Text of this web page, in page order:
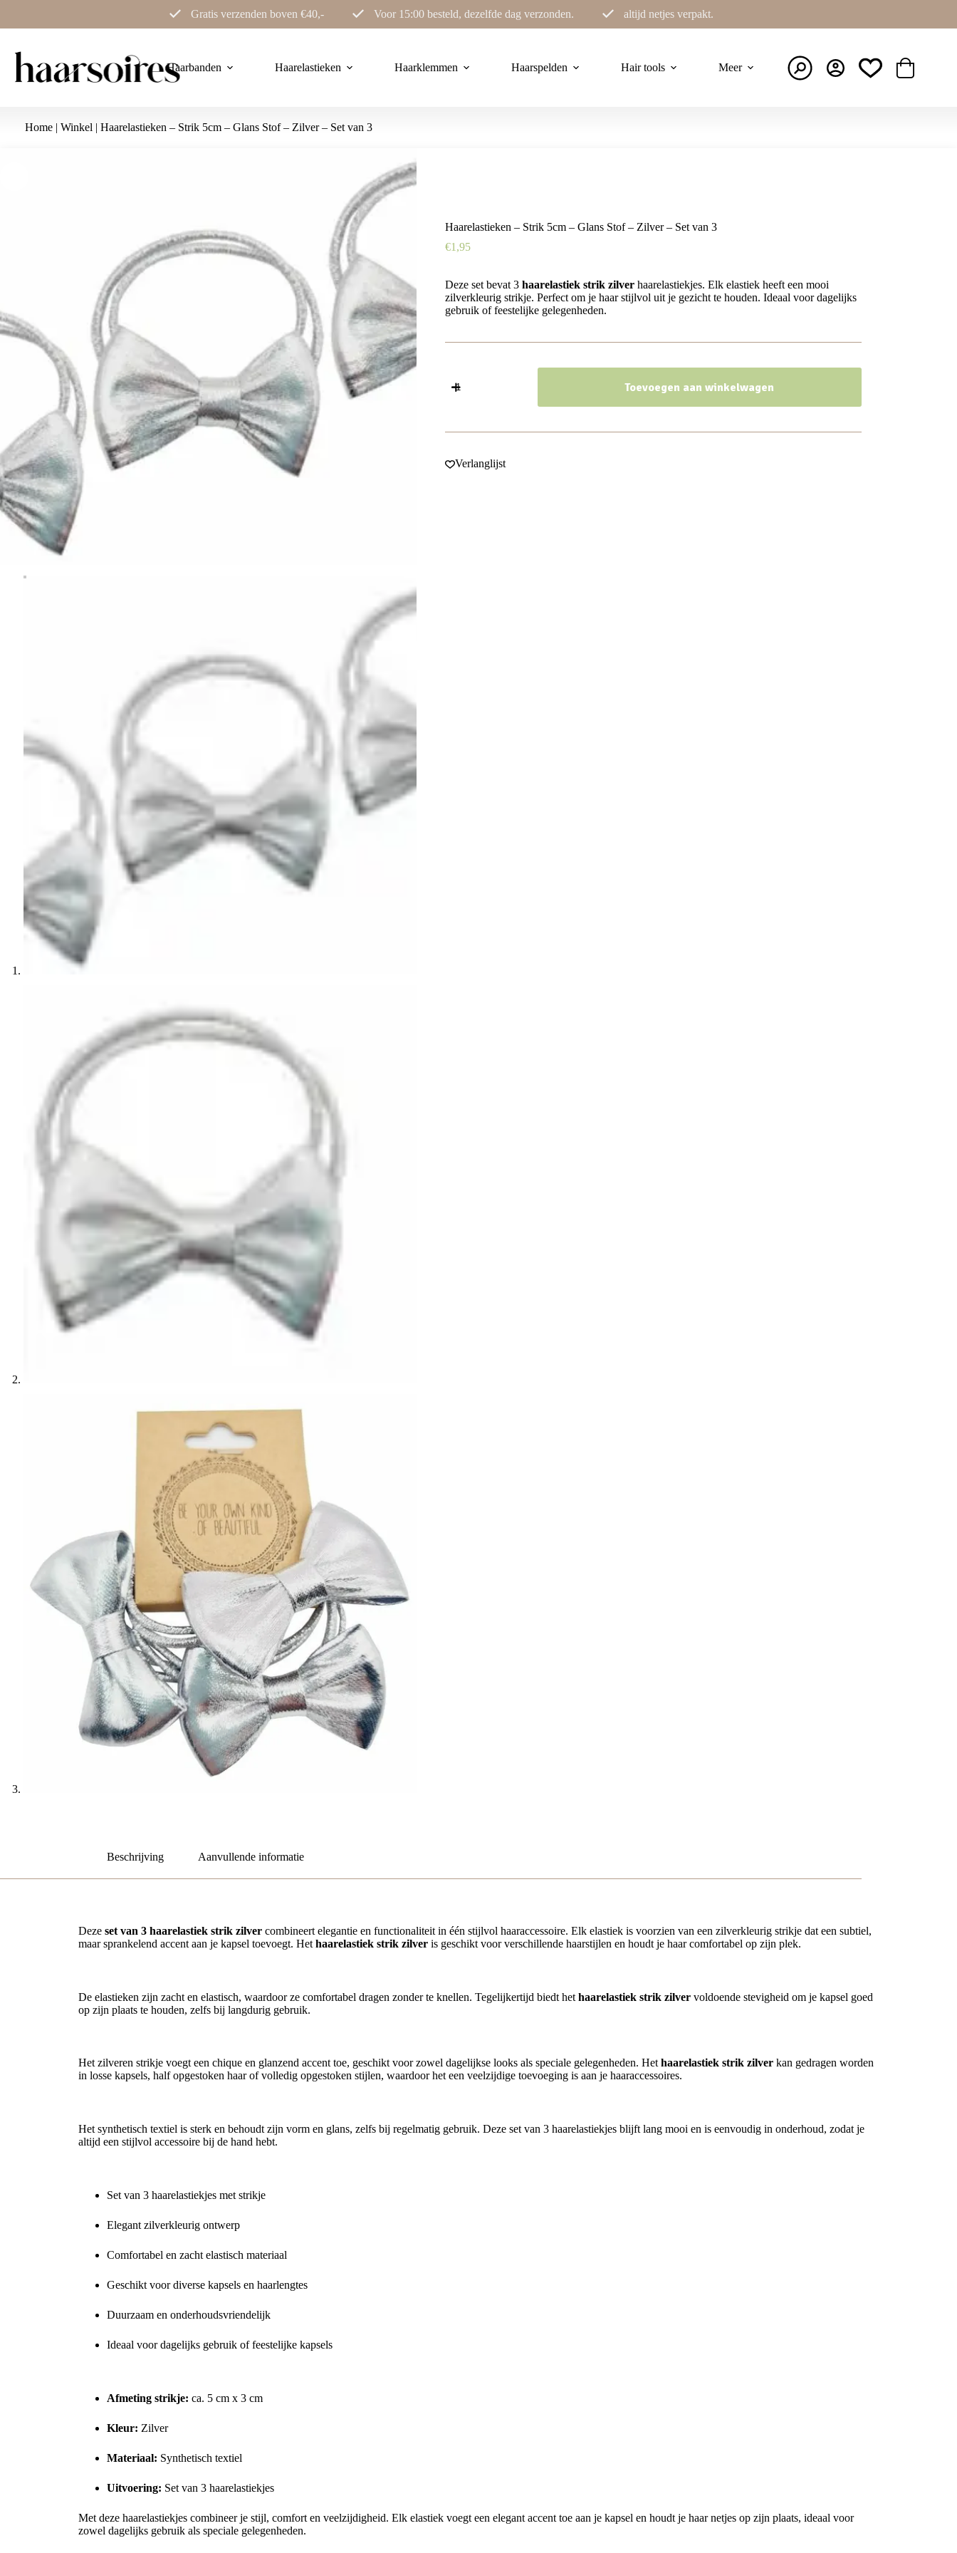
de
Gratis verzenden boven €40,- Voor 15:00 besteld, dezelfde dag verzonden. altijd netjes verpakt.
Haarbanden Haarelastieken Haarklemmen Haarspelden Hair tools Meer Winkelwagen
Home | Winkel | Haarelastieken – Strik 5cm – Glans Stof – Zilver – Set van 3
Haarelastieken – Strik 5cm – Glans Stof – Zilver – Set van 3
€1,95
Deze set bevat 3 haarelastiek strik zilverhaarelastiekjes. Elk elastiek heeft een mooi
zilverkleurig strikje. Perfect om je haar stijlvol uit je gezicht te houden. Ideaal voor dagelijks
gebruik of feestelijke gelegenheden.
Glans
Zilver
Toevoegen aan winkelwagen
Verlanglijst
Beschrijving Aanvullende informatie
Deze set van 3 haarelastiek strik zilver combineert elegantie en functionaliteit in één stijlvol haaraccessoire. Elk elastiek is voorzien van een zilverkleurig strikje dat een subtiel,
maar sprankelend accent aan je kapsel toevoegt. Het haarelastiek strik zilver is geschikt voor verschillende haarstijlen en houdt je haar comfortabel op zijn plek.
De elastieken zijn zacht en elastisch, waardoor ze comfortabel dragen zonder te knellen. Tegelijkertijd biedt het haarelastiek strik zilver voldoende stevigheid om je kapsel goed
op zijn plaats te houden, zelfs bij langdurig gebruik.
Het zilveren strikje voegt een chique en glanzend accent toe, geschikt voor zowel dagelijkse looks als speciale gelegenheden. Het haarelastiek strik zilver kan gedragen worden
in losse kapsels, half opgestoken haar of volledig opgestoken stijlen, waardoor het een veelzijdige toevoeging is aan je haaraccessoires.
Het synthetisch textiel is sterk en behoudt zijn vorm en glans, zelfs bij regelmatig gebruik. Deze set van 3 haarelastiekjes blijft lang mooi en is eenvoudig in onderhoud, zodat je
altijd een stijlvol accessoire bij de hand hebt.
Set van 3 haarelastiekjes met strikje
Elegant zilverkleurig ontwerp
Comfortabel en zacht elastisch materiaal
Geschikt voor diverse kapsels en haarlengtes
Duurzaam en onderhoudsvriendelijk
Ideaal voor dagelijks gebruik of feestelijke kapsels
Afmeting strikje: ca. 5 cm x 3 cm
Kleur: Zilver
Materiaal: Synthetisch textiel
Uitvoering: Set van 3 haarelastiekjes
Met deze haarelastiekjes combineer je stijl, comfort en veelzijdigheid. Elk elastiek voegt een elegant accent toe aan je kapsel en houdt je haar netjes op zijn plaats, ideaal voor
zowel dagelijks gebruik als speciale gelegenheden.